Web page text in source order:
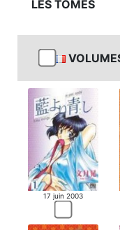
LES TOMES
17 juin 2003